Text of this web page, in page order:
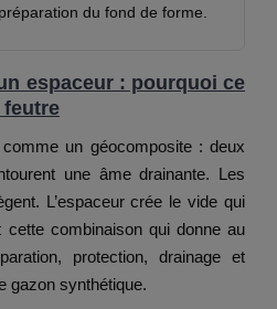
préparation du fond de forme.
espaceur : pourquoi ce
feutre
un géocomposite : deux
une âme drainante. Les
L’espaceur crée le vide qui
cette combinaison qui donne au
protection, drainage et
gazon synthétique.